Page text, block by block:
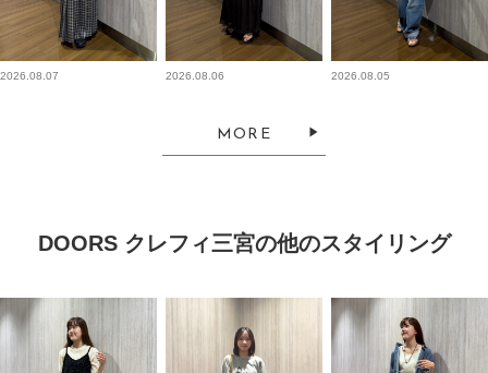
2026.08.07 2026.08.06 2026.08.05
MORE
DOORS クレフィ三宮の他のスタイリング